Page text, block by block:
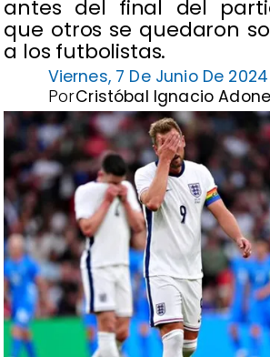
antes del final del
que otros se quedaron
a los futbolistas.
Viernes, 7 De Junio De 2024
Cristóbal Ignacio
Por